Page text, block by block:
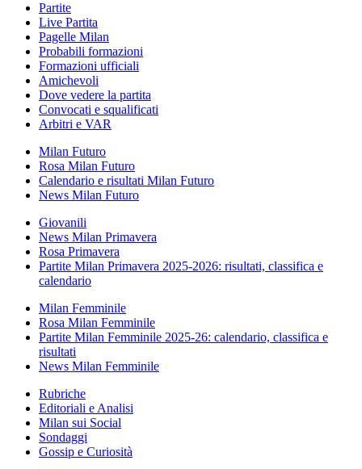
Partite
Live Partita
Pagelle Milan
Probabili formazioni
Formazioni ufficiali
Amichevoli
Dove vedere la partita
Convocati e squalificati
Arbitri e VAR
Milan Futuro
Rosa Milan Futuro
Calendario e risultati Milan Futuro
News Milan Futuro
Giovanili
News Milan Primavera
Rosa Primavera
Partite Milan Primavera 2025-2026: risultati, classifica e
calendario
Milan Femminile
Rosa Milan Femminile
Partite Milan Femminile 2025-26: calendario, classifica e
risultati
News Milan Femminile
Rubriche
Editoriali e Analisi
Milan sui Social
Sondaggi
Gossip e Curiosità